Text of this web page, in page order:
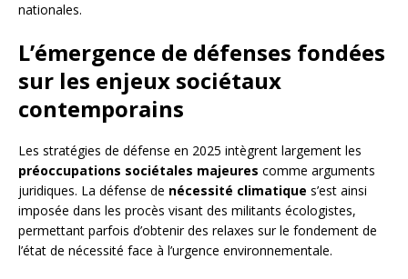
nationales.
L’émergence de défenses fondées
sur les enjeux sociétaux
contemporains
Les stratégies de défense en 2025 intègrent largement les
préoccupations sociétales majeures comme arguments
juridiques. La défense de nécessité climatique s’est ainsi
imposée dans les procès visant des militants écologistes,
permettant parfois d’obtenir des relaxes sur le fondement de
l’état de nécessité face à l’urgence environnementale.